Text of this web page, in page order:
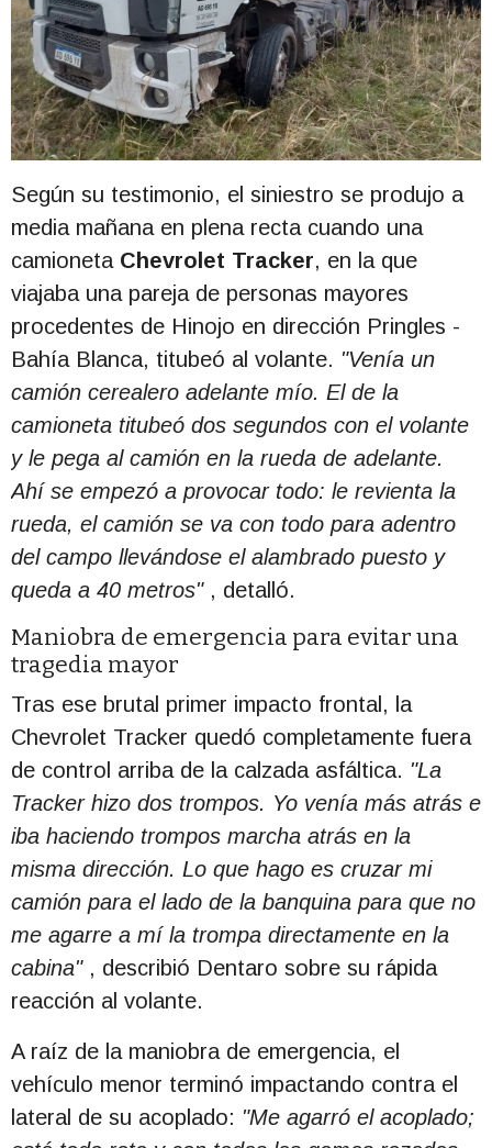
Según su testimonio, el siniestro se produjo a
media mañana en plena recta cuando una
camioneta Chevrolet Tracker, en la que
viajaba una pareja de personas mayores
procedentes de Hinojo en dirección Pringles -
Bahía Blanca, titubeó al volante. "Venía un
camión cerealero adelante mío. El de la
camioneta titubeó dos segundos con el volante
y le pega al camión en la rueda de adelante.
Ahí se empezó a provocar todo: le revienta la
rueda, el camión se va con todo para adentro
del campo llevándose el alambrado puesto y
queda a 40 metros", detalló.
Maniobra de emergencia para evitar una
tragedia mayor
Tras ese brutal primer impacto frontal, la
Chevrolet Tracker quedó completamente fuera
de control arriba de la calzada asfáltica. "La
Tracker hizo dos trompos. Yo venía más atrás e
iba haciendo trompos marcha atrás en la
misma dirección. Lo que hago es cruzar mi
camión para el lado de la banquina para que no
me agarre a mí la trompa directamente en la
cabina", describió Dentaro sobre su rápida
reacción al volante.
A raíz de la maniobra de emergencia, el
vehículo menor terminó impactando contra el
lateral de su acoplado: "Me agarró el acoplado;